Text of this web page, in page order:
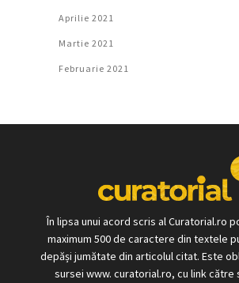
Aprilie 2021
Martie 2021
Februarie 2021
În lipsa unui acord scris al Curatorial.ro
maximum 500 de caractere din textele
depăși jumătate din articolul citat. Este
sursei www. curatorial.ro, cu link către